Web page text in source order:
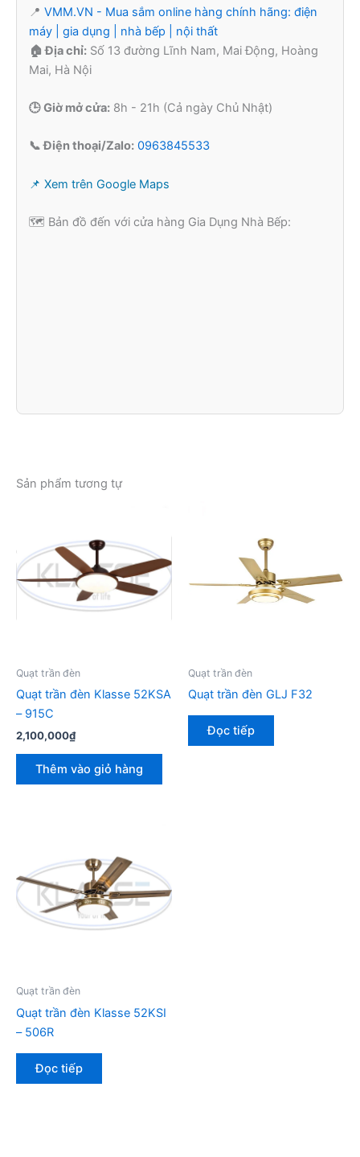
📍 VMM.VN - Mua sắm online hàng chính hãng: điện
máy | gia dụng | nhà bếp | nội thất
🏠 Địa chỉ: Số 13 đường Lĩnh Nam, Mai Động, Hoàng
Mai, Hà Nội
🕒 Giờ mở cửa: 8h - 21h (Cả ngày Chủ Nhật)
📞 Điện thoại/Zalo: 0963845533
📌 Xem trên Google Maps
🗺️ Bản đồ đến với cửa hàng Gia Dụng Nhà Bếp:
Sản phẩm tương tự
Quạt trần đèn
Quạt trần đèn Klasse 52KSA
– 915C
2,100,000₫
Thêm vào giỏ hàng
Quạt trần đèn
Quạt trần đèn GLJ F32
Đọc tiếp
Quạt trần đèn
Quạt trần đèn Klasse 52KSI
– 506R
Đọc tiếp